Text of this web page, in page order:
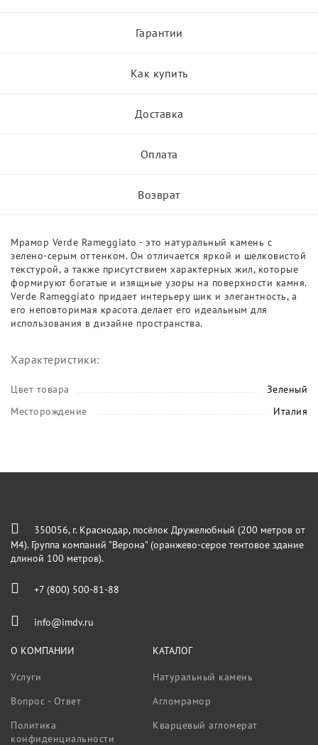
Гарантии
Как купить
Доставка
Оплата
Возврат
Мрамор Verde Rameggiato - это натуральный камень с
зелено-серым оттенком. Он отличается яркой и шелковистой
текстурой, а также присутствием характерных жил, которые
формируют богатые и изящные узоры на поверхности камня.
Verde Rameggiato придает интерьеру шик и элегантность, а
его неповторимая красота делает его идеальным для
использования в дизайне пространства.
Характеристики:
Цвет товара
Зеленый
Месторождение
Италия
350056, г. Краснодар, посёлок Дружелюбный (200 метров от
М4). Группа компаний "Верона" (оранжево-серое тентовое здание
длиной 100 метров).
+7 (800) 500-81-88
info@imdv.ru
О КОМПАНИИ
Услуги
Вопрос - Ответ
Политика
конфиденциальности
КАТАЛОГ
Натуральный камень
Агломрамор
Кварцевый агломерат